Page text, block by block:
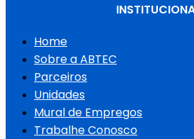
Home
Sobre a ABTEC
Parceiros
Unidades
Mural de Empregos
Trabalhe Conosco